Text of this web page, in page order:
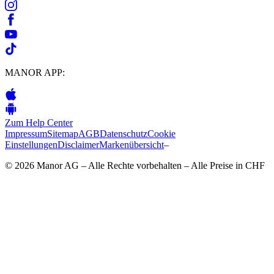
MANOR APP:
Zum Help Center
ImpressumSitemapAGBDatenschutzCookie
EinstellungenDisclaimerMarkenübersicht–
© 2026 Manor AG – Alle Rechte vorbehalten – Alle Preise in CHF